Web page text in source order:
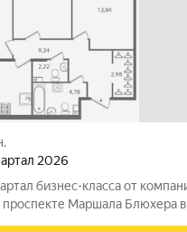
2026
Маршала Блюхера в